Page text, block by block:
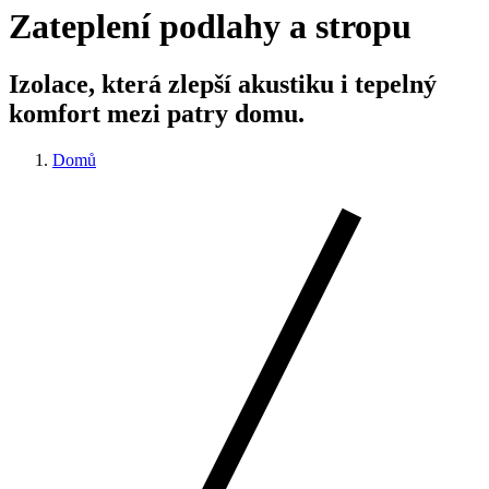
Zateplení podlahy a stropu
Izolace, která zlepší akustiku i tepelný
komfort mezi patry domu.
Domů